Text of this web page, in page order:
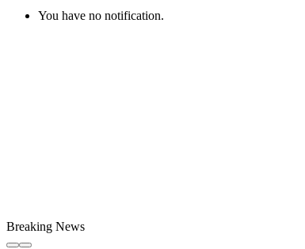
You have no notification.
Breaking News